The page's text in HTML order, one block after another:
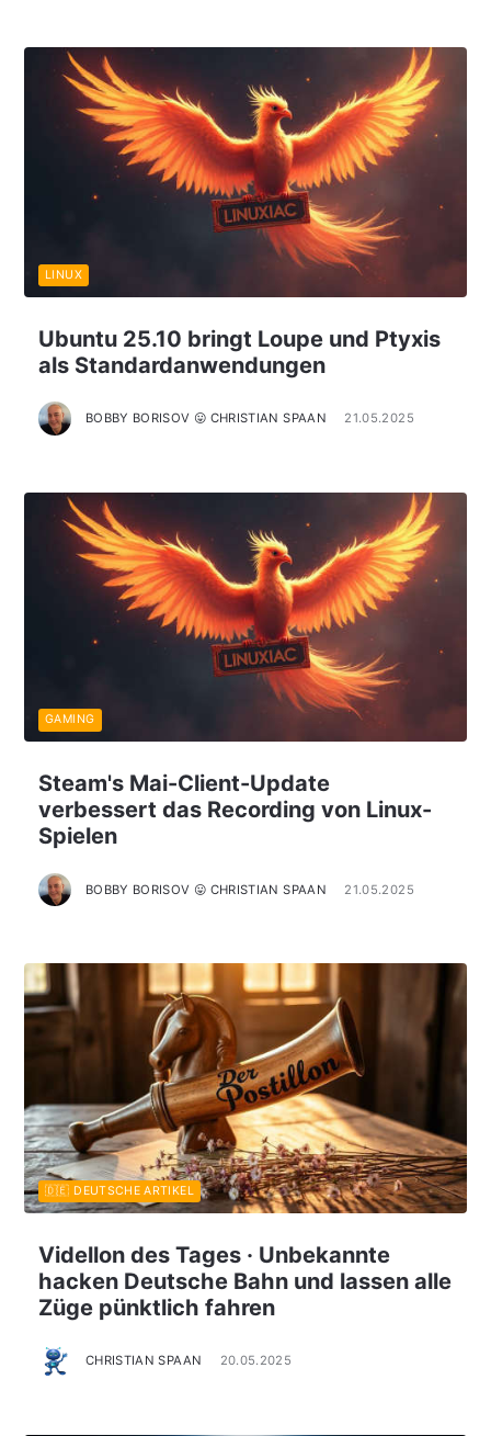
Ubuntu 25.10 bringt Loupe und Ptyxis
als Standardanwendungen
BOBBY BORISOV 😛 CHRISTIAN SPAAN 21.05.2025
LINUX
Steam's Mai-Client-Update
verbessert das Recording von Linux-
Spielen
BOBBY BORISOV 😛 CHRISTIAN SPAAN 21.05.2025
GAMING
Videllon des Tages · Unbekannte
hacken Deutsche Bahn und lassen alle
Züge pünktlich fahren
CHRISTIAN SPAAN 20.05.2025
🇩🇪 DEUTSCHE ARTIKEL